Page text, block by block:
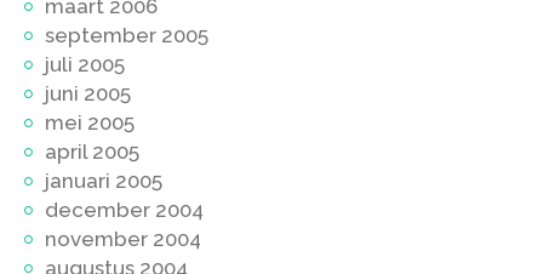
maart 2006
september 2005
juli 2005
juni 2005
mei 2005
april 2005
januari 2005
december 2004
november 2004
augustus 2004